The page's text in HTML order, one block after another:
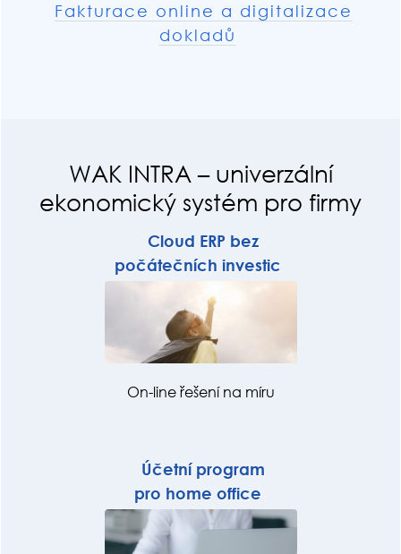
Fakturace online a digitalizace
dokladů
WAK INTRA – univerzální
ekonomický systém pro firmy
Cloud ERP bez
počátečních investic
On-line řešení na míru
Účetní program
pro home office